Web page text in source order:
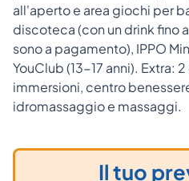
all'aperto e area giochi per
discoteca (con un drink fino
sono a pagamento), IPPO
YouClub (13-17 anni). Extra:
immersioni, centro
idromassaggio e massaggi.
Il tuo